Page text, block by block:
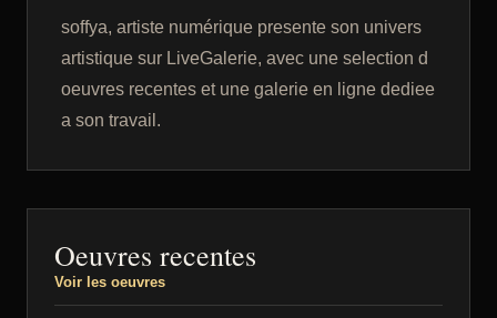
soffya, artiste numérique presente son univers
artistique sur LiveGalerie, avec une selection d
oeuvres recentes et une galerie en ligne dediee
a son travail.
Oeuvres recentes
Voir les oeuvres